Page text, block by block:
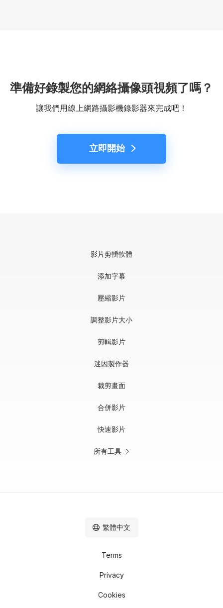
準備好錄製您的網絡攝像頭視頻了嗎？
讓我們用線上網路攝影機錄影器來完成吧！
立即開始
影片剪輯軟體
添加字幕
壓縮影片
調整影片大小
剪輯影片
迷因製作器
裁剪畫面
合併影片
快速影片
所有工具
Terms
Privacy
Cookies
繁體中文